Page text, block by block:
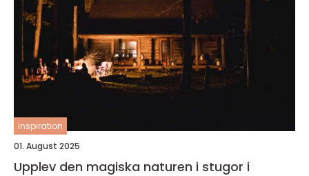
inspiration
01. August 2025
Upplev den magiska naturen i stugor i